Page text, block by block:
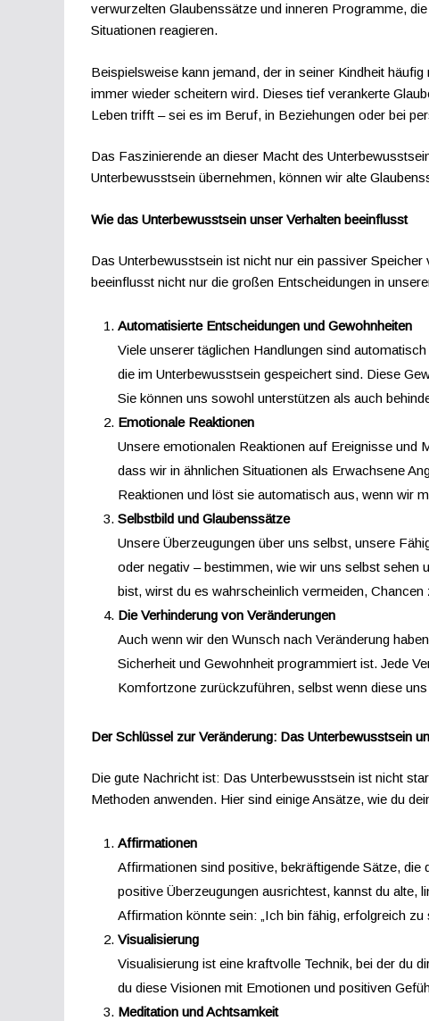
verwurzelten Glaubenssätze und inneren Programme,
Situationen reagieren.
Beispielsweise kann jemand, der in seiner Kindheit
immer wieder scheitern wird. Dieses tief verankerte
Leben trifft – sei es im Beruf, in Beziehungen oder bei
Das Faszinierende an dieser Macht des
Unterbewusstsein übernehmen, können wir alte
Wie das Unterbewusstsein unser Verhalten beeinflusst
Das Unterbewusstsein ist nicht nur ein passiver
beeinflusst nicht nur die großen Entscheidungen in
Automatisierte Entscheidungen und Gewohnheiten
Viele unserer täglichen Handlungen sind
die im Unterbewusstsein gespeichert sind. Diese
Sie können uns sowohl unterstützen als auch
Emotionale Reaktionen
Unsere emotionalen Reaktionen auf Ereignisse und
dass wir in ähnlichen Situationen als Erwachsene
Reaktionen und löst sie automatisch aus, wenn wir
Selbstbild und Glaubenssätze
Unsere Überzeugungen über uns selbst, unsere
oder negativ – bestimmen, wie wir uns selbst sehen
bist, wirst du es wahrscheinlich vermeiden,
Die Verhinderung von Veränderungen
Auch wenn wir den Wunsch nach Veränderung
Sicherheit und Gewohnheit programmiert ist. Jede
Komfortzone zurückzuführen, selbst wenn diese
Der Schlüssel zur Veränderung: Das Unterbewusstsein
Die gute Nachricht ist: Das Unterbewusstsein ist nicht
Methoden anwenden. Hier sind einige Ansätze, wie du
Affirmationen
Affirmationen sind positive, bekräftigende Sätze,
positive Überzeugungen ausrichtest, kannst du alte,
Affirmation könnte sein: „Ich bin fähig, erfolgreich zu
Visualisierung
Visualisierung ist eine kraftvolle Technik, bei der du
du diese Visionen mit Emotionen und positiven
Meditation und Achtsamkeit